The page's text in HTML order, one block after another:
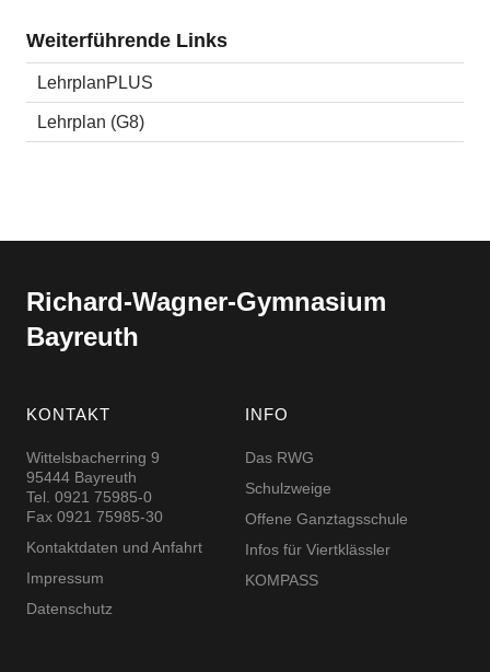
Weiterführende Links
LehrplanPLUS
Lehrplan (G8)
Richard-​​Wagner-​​Gymnasium
Bayreuth
KONTAKT
Wittelsbacherring 9
95444 Bayreuth
Tel. 0921 75985-0
Fax 0921 75985-30
Kontaktdaten und Anfahrt
Impressum
Datenschutz
INFO
Das RWG
Schulzweige
Offene Ganztagsschule
Infos für Viertklässler
KOMPASS